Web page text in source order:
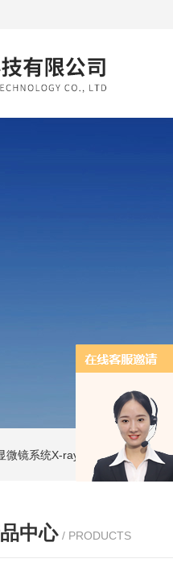
镜系统X-ray CT ISD-NI-RX85-
中心 / PRODUCTS